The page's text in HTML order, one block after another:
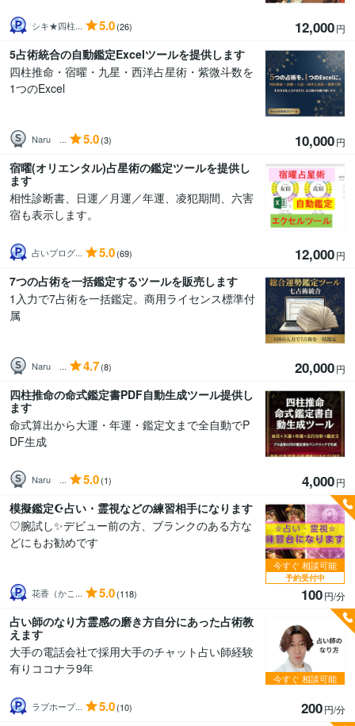
シキ★四柱... 5.0(26) 12,000円
5占術統合の自動鑑定Excelツールを提供します
四柱推命・宿曜・九星・西洋占星術・紫微斗数を
1つのExcel
Naru ... 5.0(3) 10,000円
宿曜(オリエンタル)占星術の鑑定ツールを提供し
ます
相性診断書、日運／月運／年運、凌犯期間、六害
宿も表示します。
占いプログ... 5.0(69) 12,000円
7つの占術を一括鑑定するツールを販売します
1入力で7占術を一括鑑定。商用ライセンス標準付
属
Naru ... 4.7(8) 20,000円
四柱推命の命式鑑定書PDF自動生成ツール提供し
ます
命式算出から大運・年運・鑑定文まで全自動でP
DF生成
Naru ... 5.0(1) 4,000円
模擬鑑定☪️占い・霊視などの練習相手になります
♡腕試し✨デビュー前の方、ブランクのある方な
どにもお勧めです
花香（かこ... 5.0(118) 100円/分
今すぐ 相談可能
予約受付中
占い師のなり方霊感の磨き方自分にあった占術教
えます
大手の電話会社で採用大手のチャット占い師経験
有りココナラ9年
ラブホープ... 5.0(10) 200円/分
今すぐ 相談可能